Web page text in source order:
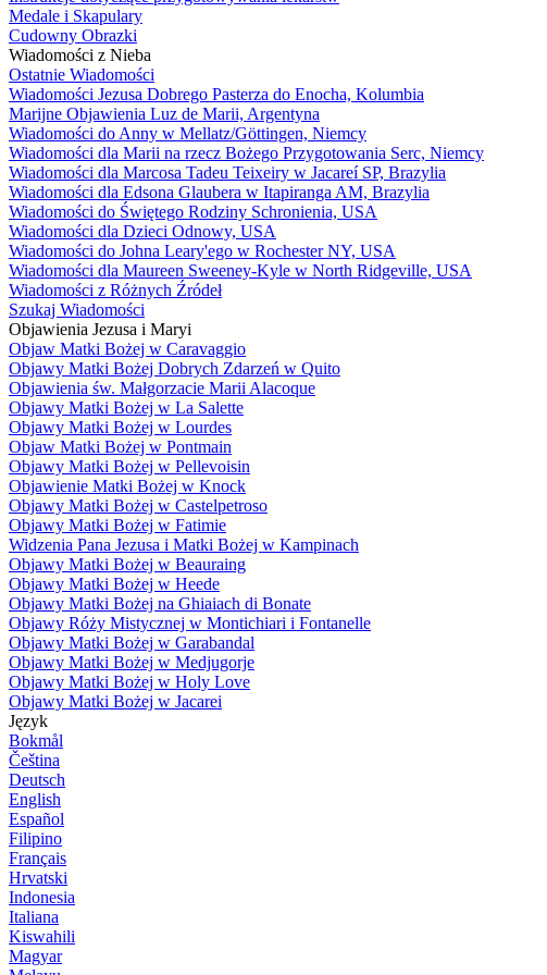
Medale i Skapulary
Cudowny Obrazki
Wiadomości z Nieba
Ostatnie Wiadomości
Wiadomości Jezusa Dobrego Pasterza do Enocha, Kolumbia
Marijne Objawienia Luz de Marii, Argentyna
Wiadomości do Anny w Mellatz/Göttingen, Niemcy
Wiadomości dla Marii na rzecz Bożego Przygotowania Serc, Niemcy
Wiadomości dla Marcosa Tadeu Teixeiry w Jacareí SP, Brazylia
Wiadomości dla Edsona Glaubera w Itapiranga AM, Brazylia
Wiadomości do Świętego Rodziny Schronienia, USA
Wiadomości dla Dzieci Odnowy, USA
Wiadomości do Johna Leary'ego w Rochester NY, USA
Wiadomości dla Maureen Sweeney-Kyle w North Ridgeville, USA
Wiadomości z Różnych Źródeł
Szukaj Wiadomości
Objawienia Jezusa i Maryi
Objaw Matki Bożej w Caravaggio
Objawy Matki Bożej Dobrych Zdarzeń w Quito
Objawienia św. Małgorzacie Marii Alacoque
Objawy Matki Bożej w La Salette
Objawy Matki Bożej w Lourdes
Objaw Matki Bożej w Pontmain
Objawy Matki Bożej w Pellevoisin
Objawienie Matki Bożej w Knock
Objawy Matki Bożej w Castelpetroso
Objawy Matki Bożej w Fatimie
Widzenia Pana Jezusa i Matki Bożej w Kampinach
Objawy Matki Bożej w Beauraing
Objawy Matki Bożej w Heede
Objawy Matki Bożej na Ghiaiach di Bonate
Objawy Róży Mistycznej w Montichiari i Fontanelle
Objawy Matki Bożej w Garabandal
Objawy Matki Bożej w Medjugorje
Objawy Matki Bożej w Holy Love
Objawy Matki Bożej w Jacarei
Język
Bokmål
Čeština
Deutsch
English
Español
Filipino
Français
Hrvatski
Indonesia
Italiana
Kiswahili
Magyar